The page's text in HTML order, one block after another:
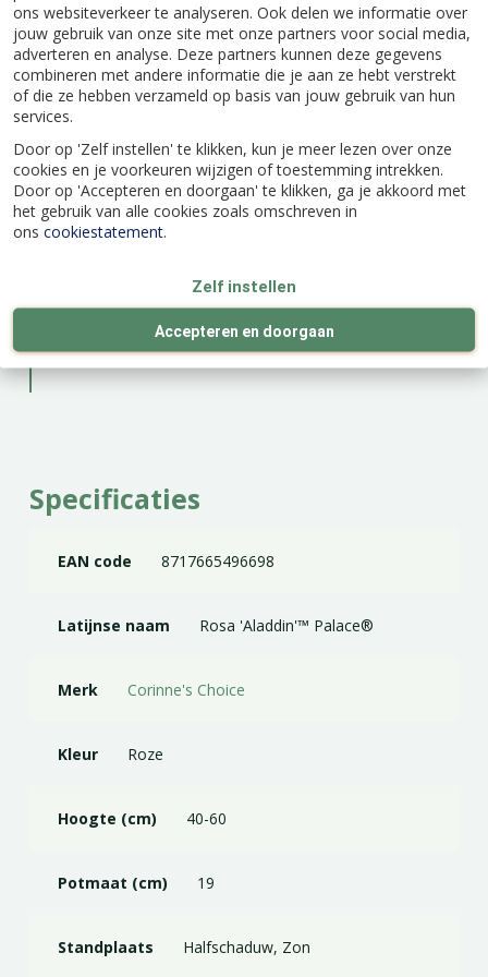
ons websiteverkeer te analyseren. Ook delen we informatie over
jouw gebruik van onze site met onze partners voor social media,
adverteren en analyse. Deze partners kunnen deze gegevens
combineren met andere informatie die je aan ze hebt verstrekt
of die ze hebben verzameld op basis van jouw gebruik van hun
services.
Door op 'Zelf instellen' te klikken, kun je meer lezen over onze
cookies en je voorkeuren wijzigen of toestemming intrekken.
Door op 'Accepteren en doorgaan' te klikken, ga je akkoord met
het gebruik van alle cookies zoals omschreven in
ons cookiestatement.
Zelf instellen
Accepteren en doorgaan
plant op de grond ligt
Een roos in de volle grond planten
Je kunt het hele jaar door een roos planten
Graaf een ruim gat in de volle grond
Vul het gat gedeeltelijk aan met
rozenpotgrond
Dompel de kluit van de roos in water
Vul de grond met aarde en druk stevig aan
Specificaties
EAN code 8717665496698
Latijnse naam Rosa 'Aladdin'™ Palace®
Merk Corinne's Choice
Kleur Roze
Hoogte (cm) 40-60
Potmaat (cm) 19
Standplaats Halfschaduw, Zon